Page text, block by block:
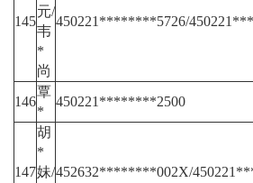
145
元/
韦
*
尚
450221********5726/
146
覃
*
450221********2500
147
胡
*
妹/452632********002X/